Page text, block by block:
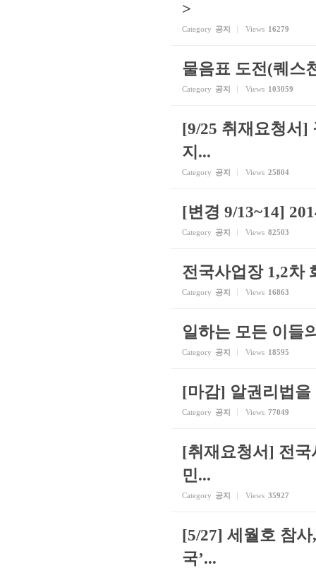
>
Category 공지 Views 16279
물음표 도전(퀘스
Category 공지 Views 103059
[9/25 취재요청서]
지...
Category 공지 Views 25804
[변경 9/13~14]
Category 공지 Views 82503
전국사업장 1,2차
Category 공지 Views 16863
일하는 모든 이들
Category 공지 Views 18595
[마감] 알권리법을
Category 공지 Views 77049
[취재요청서] 전국
민...
Category 공지 Views 35927
[5/27] 세월호 참
국’...